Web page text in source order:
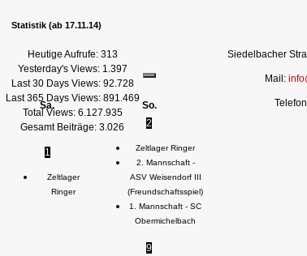
Sa. So.
1
Zeltlager
Ringer
2
Zeltlager Ringer
2. Mannschaft -
ASV Weisendorf III
(Freundschaftsspiel)
1. Mannschaft - SC
Obermichelbach
9
Statistik (ab 17.11.14)
Heutige Aufrufe: 313
Yesterday's Views: 1.397
Last 30 Days Views: 92.728
Last 365 Days Views: 891.469
Total Views: 6.127.935
Gesamt Beiträge: 3.026
Siedelbacher
Mail: